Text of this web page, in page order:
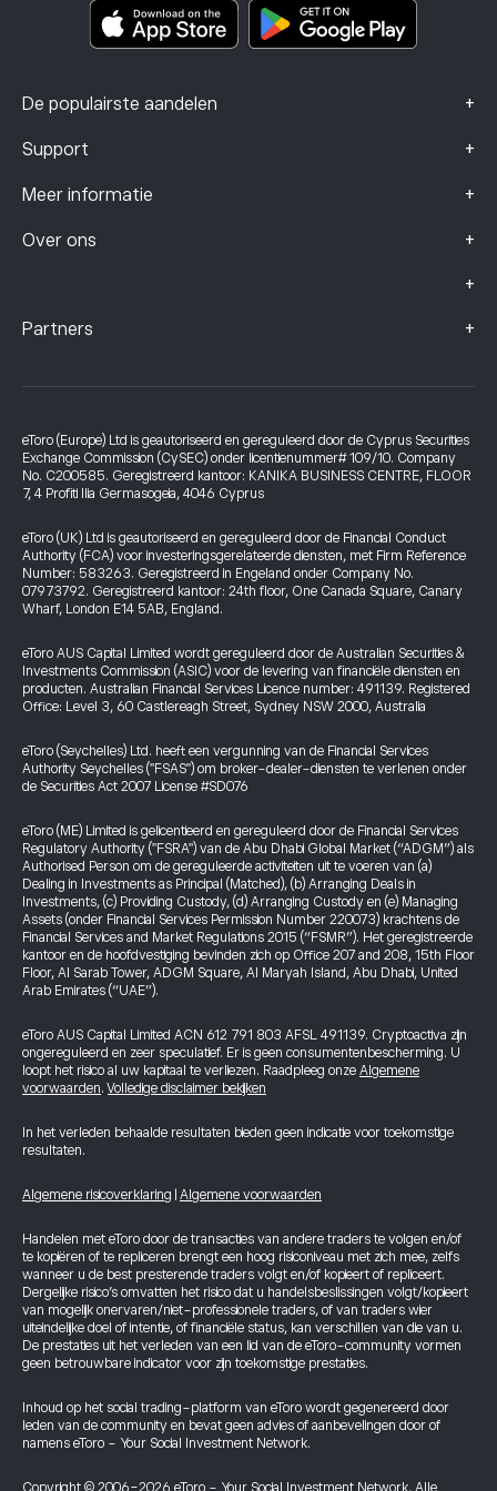
De populairste aandelen +
Support +
Meer informatie +
Over ons +
+
Klachtengegevens (FCA-klanten)
Partners +
eToro (Europe) Ltd is geautoriseerd en gereguleerd door de Cyprus Securities
Exchange Commission (CySEC) onder licentienummer# 109/10. Company
No. C200585. Geregistreerd kantoor: KANIKA BUSINESS CENTRE, FLOOR
7, 4 Profiti Ilia Germasogeia, 4046 Cyprus
eToro (UK) Ltd is geautoriseerd en gereguleerd door de Financial Conduct
Authority (FCA) voor investeringsgerelateerde diensten, met Firm Reference
Number: 583263. Geregistreerd in Engeland onder Company No.
07973792. Geregistreerd kantoor: 24th floor, One Canada Square, Canary
Wharf, London E14 5AB, England.
eToro AUS Capital Limited wordt gereguleerd door de Australian Securities &
Investments Commission (ASIC) voor de levering van financiële diensten en
producten. Australian Financial Services Licence number: 491139. Registered
Office: Level 3, 60 Castlereagh Street, Sydney NSW 2000, Australia
eToro (Seychelles) Ltd. heeft een vergunning van de Financial Services
Authority Seychelles ("FSAS") om broker-dealer-diensten te verlenen onder
de Securities Act 2007 License #SD076
eToro (ME) Limited is gelicentieerd en gereguleerd door de Financial Services
Regulatory Authority ("FSRA") van de Abu Dhabi Global Market (“ADGM”) als
Authorised Person om de gereguleerde activiteiten uit te voeren van (a)
Dealing in Investments as Principal (Matched), (b) Arranging Deals in
Investments, (c) Providing Custody, (d) Arranging Custody en (e) Managing
Assets (onder Financial Services Permission Number 220073) krachtens de
Financial Services and Market Regulations 2015 (“FSMR”). Het geregistreerde
kantoor en de hoofdvestiging bevinden zich op Office 207 and 208, 15th Floor
Floor, Al Sarab Tower, ADGM Square, Al Maryah Island, Abu Dhabi, United
Arab Emirates (“UAE”).
eToro AUS Capital Limited ACN 612 791 803 AFSL 491139. Cryptoactiva zijn
ongereguleerd en zeer speculatief. Er is geen consumentenbescherming. U
loopt het risico al uw kapitaal te verliezen. Raadpleeg onze Algemene
voorwaarden.Volledige disclaimer bekijken
In het verleden behaalde resultaten bieden geen indicatie voor toekomstige
resultaten.
Algemene risicoverklaring Algemene voorwaarden
Handelen met eToro door de transacties van andere traders te volgen en/of
te kopiëren of te repliceren brengt een hoog risiconiveau met zich mee, zelfs
wanneer u de best presterende traders volgt en/of kopieert of repliceert.
Dergelijke risico’s omvatten het risico dat u handelsbeslissingen volgt/kopieert
van mogelijk onervaren/niet-professionele traders, of van traders wier
uiteindelijke doel of intentie, of financiële status, kan verschillen van die van u.
De prestaties uit het verleden van een lid van de eToro-community vormen
geen betrouwbare indicator voor zijn toekomstige prestaties.
Inhoud op het social trading-platform van eToro wordt gegenereerd door
leden van de community en bevat geen advies of aanbevelingen door of
namens eToro - Your Social Investment Network.
Copyright © 2006-2026 eToro - Your Social Investment Network, Alle